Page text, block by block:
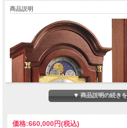
商品説明
▼ 商品説明の続き
価格:660,000円(税込)